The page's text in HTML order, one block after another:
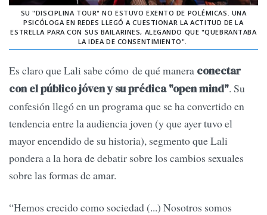
SU "DISCIPLINA TOUR" NO ESTUVO EXENTO DE POLÉMICAS. UNA
PSICÓLOGA EN REDES LLEGÓ A CUESTIONAR LA ACTITUD DE LA
ESTRELLA PARA CON SUS BAILARINES, ALEGANDO QUE "QUEBRANTABA
LA IDEA DE CONSENTIMIENTO".
Es claro que Lali sabe cómo de qué manera conectar
con el público jóven y su prédica "open mind". Su
confesión llegó en un programa que se ha convertido en
tendencia entre la audiencia joven (y que ayer tuvo el
mayor encendido de su historia), segmento que Lali
pondera a la hora de debatir sobre los cambios sexuales
sobre las formas de amar.
“Hemos crecido como sociedad (...) Nosotros somos